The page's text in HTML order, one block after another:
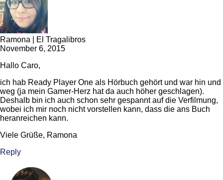
Ramona | El Tragalibros
November 6, 2015
Hallo Caro,
ich hab Ready Player One als Hörbuch gehört und war hin und
weg (ja mein Gamer-Herz hat da auch höher geschlagen).
Deshalb bin ich auch schon sehr gespannt auf die Verfilmung,
wobei ich mir noch nicht vorstellen kann, dass die ans Buch
heranreichen kann.
Viele Grüße, Ramona
Reply